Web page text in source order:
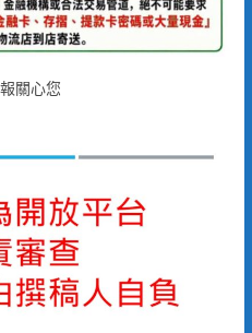
關心您